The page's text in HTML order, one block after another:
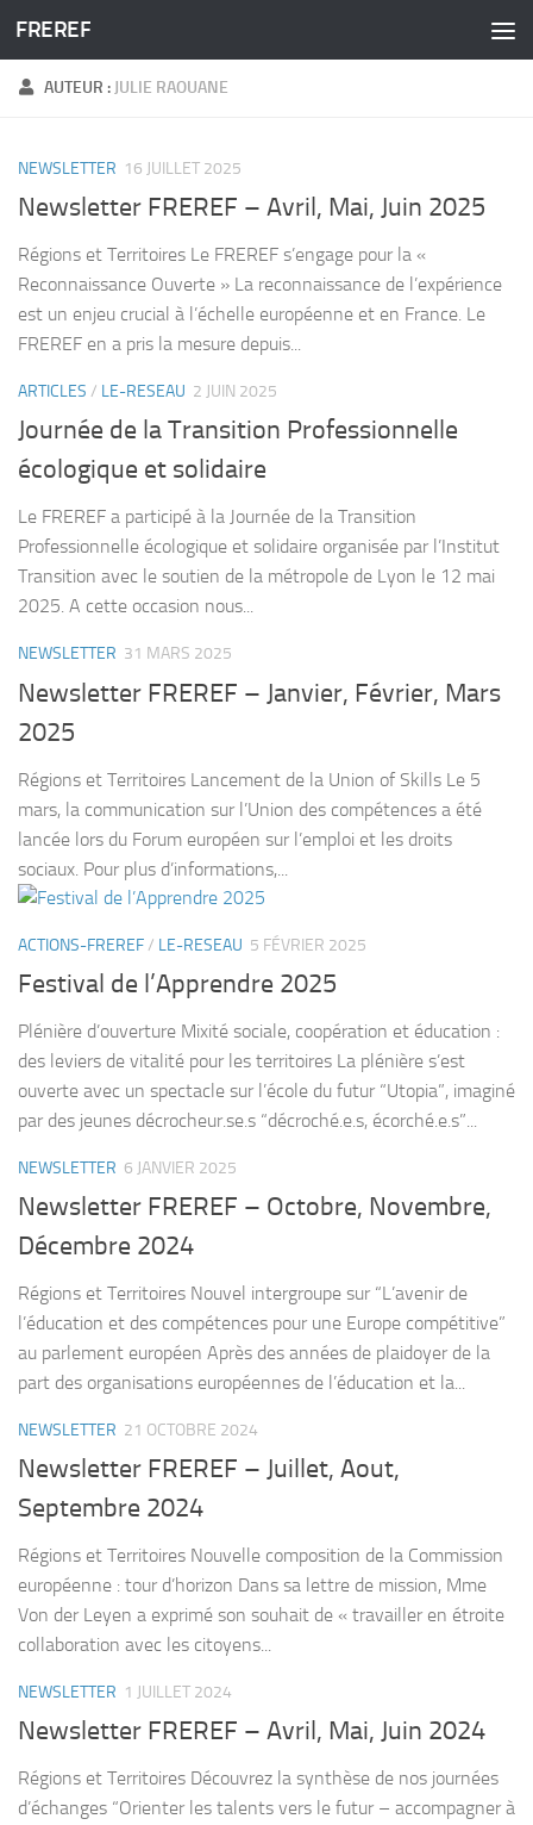
Skip to content
FREREF
AUTEUR : JULIE RAOUANE
NEWSLETTER 16 JUILLET 2025
Newsletter FREREF – Avril, Mai, Juin 2025
Régions et Territoires Le FREREF s’engage pour la «
Reconnaissance Ouverte » La reconnaissance de l’expérience
est un enjeu crucial à l’échelle européenne et en France. Le
FREREF en a pris la mesure depuis...
ARTICLES / LE-RESEAU 2 JUIN 2025
Journée de la Transition Professionnelle
écologique et solidaire
Le FREREF a participé à la Journée de la Transition
Professionnelle écologique et solidaire organisée par l’Institut
Transition avec le soutien de la métropole de Lyon le 12 mai
2025. A cette occasion nous...
NEWSLETTER 31 MARS 2025
Newsletter FREREF – Janvier, Février, Mars
2025
Régions et Territoires Lancement de la Union of Skills Le 5
mars, la communication sur l’Union des compétences a été
lancée lors du Forum européen sur l’emploi et les droits
sociaux. Pour plus d’informations,...
ACTIONS-FREREF/ LE-RESEAU 5 FÉVRIER 2025
Festival de l’Apprendre 2025
Plénière d’ouverture Mixité sociale, coopération et éducation :
des leviers de vitalité pour les territoires La plénière s’est
ouverte avec un spectacle sur l’école du futur “Utopia”, imaginé
par des jeunes décrocheur.se.s “décroché.e.s, écorché.e.s”...
NEWSLETTER 6 JANVIER 2025
Newsletter FREREF – Octobre, Novembre,
Décembre 2024
Régions et Territoires Nouvel intergroupe sur “L’avenir de
l’éducation et des compétences pour une Europe compétitive”
au parlement européen Après des années de plaidoyer de la
part des organisations européennes de l’éducation et la...
NEWSLETTER 21 OCTOBRE 2024
Newsletter FREREF – Juillet, Aout,
Septembre 2024
Régions et Territoires Nouvelle composition de la Commission
européenne : tour d’horizon Dans sa lettre de mission, Mme
Von der Leyen a exprimé son souhait de « travailler en étroite
collaboration avec les citoyens...
NEWSLETTER 1 JUILLET 2024
Newsletter FREREF – Avril, Mai, Juin 2024
Régions et Territoires Découvrez la synthèse de nos journées
d’échanges “Orienter les talents vers le futur – accompagner à